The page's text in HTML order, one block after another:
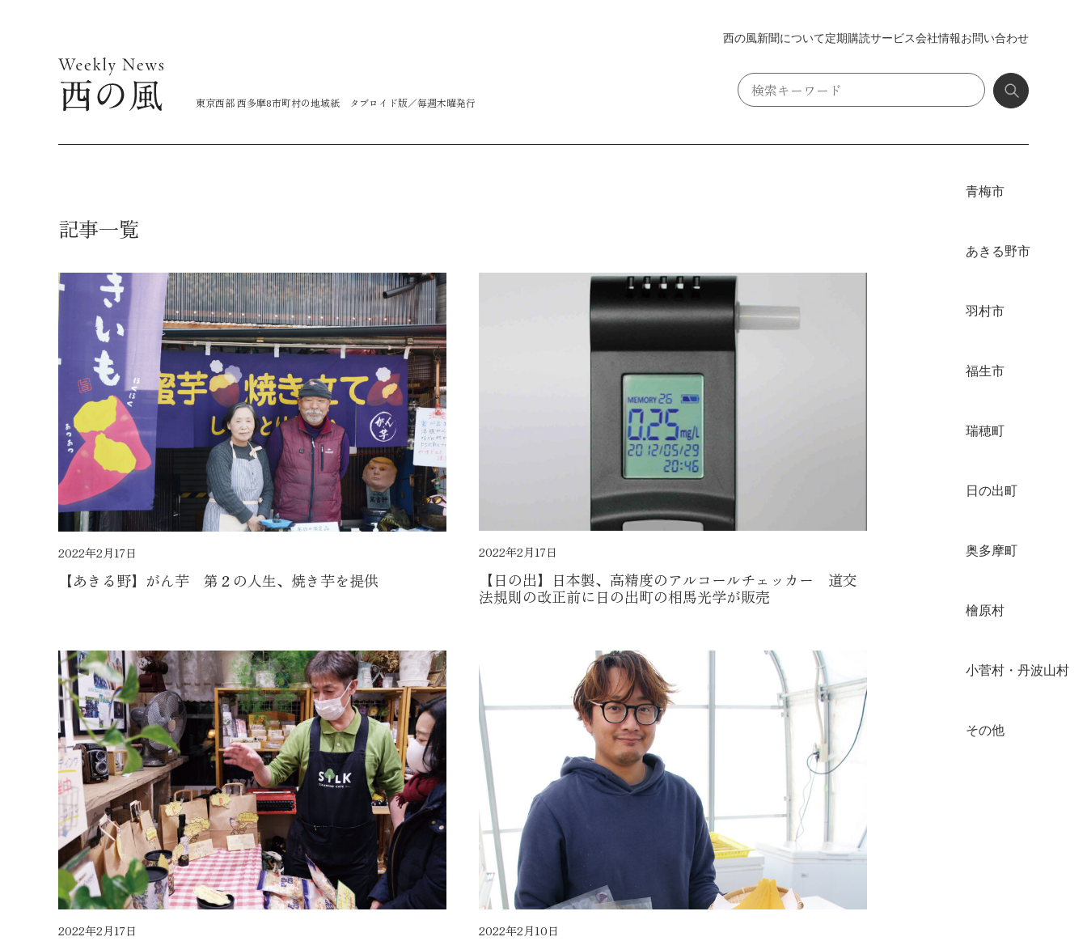
西の風新聞について定期購読サービス会社情報お問い合わせ
東京西部 西多摩8市町村の地域紙 タブロイド版／毎週木曜発行
記事一覧
2022年2月17日
【あきる野】がん芋 第２の人生、焼き芋を提供
2022年2月17日
【日の出】日本製、高精度のアルコールチェッカー 道交
法規則の改正前に日の出町の相馬光学が販売
2022年2月17日 2022年2月10日
青梅市
あきる野市
羽村市
福生市
瑞穂町
日の出町
奥多摩町
檜原村
小菅村・丹波山村
その他